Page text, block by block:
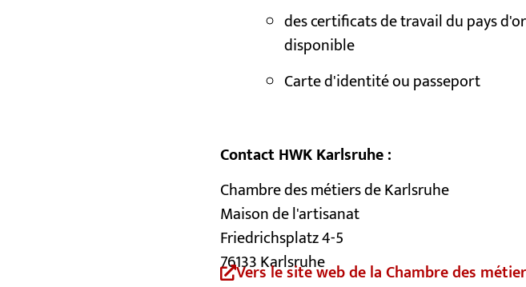
des certificats de travail du pays
disponible
Carte d'identité ou passeport
Contact HWK Karlsruhe :
Chambre des métiers de Karlsruhe
Maison de l'artisanat
Friedrichsplatz 4-5
76133 Karlsruhe
Vers le site web de la Chambre des